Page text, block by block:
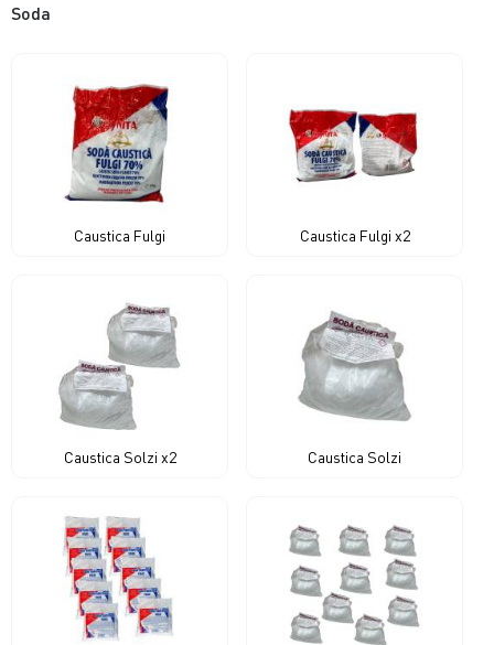
Soda
Caustica Fulgi Caustica Fulgi x2
Caustica Solzi x2 Caustica Solzi